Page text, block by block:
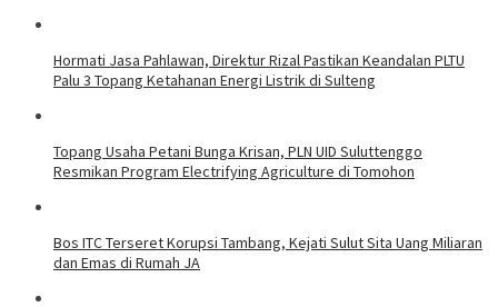
Hormati Jasa Pahlawan, Direktur Rizal Pastikan Keandalan PLTU
Palu 3 Topang Ketahanan Energi Listrik di Sulteng
Topang Usaha Petani Bunga Krisan, PLN UID Suluttenggo
Resmikan Program Electrifying Agriculture di Tomohon
Bos ITC Terseret Korupsi Tambang, Kejati Sulut Sita Uang Miliaran
dan Emas di Rumah JA